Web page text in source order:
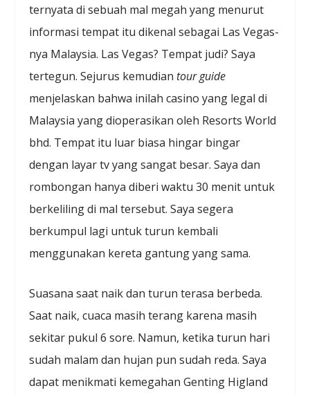
ternyata di sebuah mal megah yang menurut
informasi tempat itu dikenal sebagai Las Vegas-
nya Malaysia. Las Vegas? Tempat judi? Saya
tertegun. Sejurus kemudian tour guide
menjelaskan bahwa inilah casino yang legal di
Malaysia yang dioperasikan oleh Resorts World
bhd. Tempat itu luar biasa hingar bingar
dengan layar tv yang sangat besar. Saya dan
rombongan hanya diberi waktu 30 menit untuk
berkeliling di mal tersebut. Saya segera
berkumpul lagi untuk turun kembali
menggunakan kereta gantung yang sama.
Suasana saat naik dan turun terasa berbeda.
Saat naik, cuaca masih terang karena masih
sekitar pukul 6 sore. Namun, ketika turun hari
sudah malam dan hujan pun sudah reda. Saya
dapat menikmati kemegahan Genting Higland